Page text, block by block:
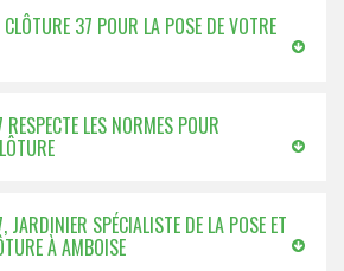
CLÔTURE 37 POUR LA POSE DE VOTRE
LES NORMES POUR
JARDINIER SPÉCIALISTE DE LA POSE ET
À AMBOISE